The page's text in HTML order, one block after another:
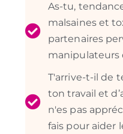
As-tu,
malsaines et
partenaires
manipulateurs
T'arrive-t-il de
ton travail et
n'es pas
fais pour aider